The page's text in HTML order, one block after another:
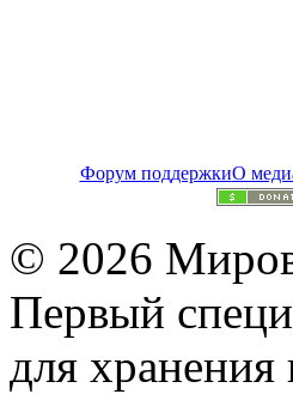
Форум поддержкиО
© 2026
Первый
для хранения